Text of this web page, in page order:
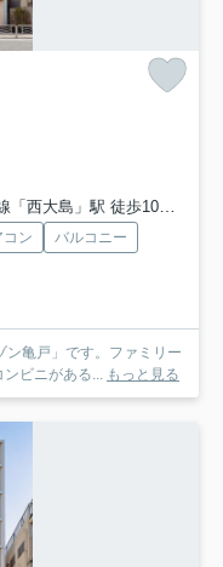
「西大島」駅 徒歩10分
コン
バルコニー
亀戸」です。ファミリー
ビニがある...
もっと見る